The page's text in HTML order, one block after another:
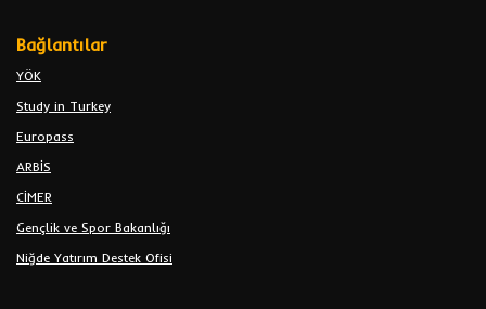
Bağlantılar
YÖK
Study in Turkey
Europass
ARBİS
CİMER
Gençlik ve Spor Bakanlığı
Niğde Yatırım Destek Ofisi